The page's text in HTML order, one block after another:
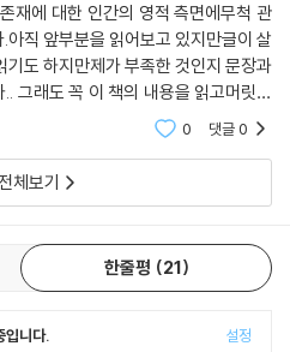
선물 같은 ‘이성’을 통해 신 존재를
대 신비주의 문헌인 《조하르》와 《바
는 신에 관한 언어적 표현은 언제나 불
가득한 신화를 창조했다. 동방 기독
에 신의 진리에 관해서는 ‘침묵’을 강
로 묘사하려는 시도는 마치 베토벤의
두로 설명하려는 것만큼이나 터무니없
는 오직 전례의 상징적 표현 혹은 (그보
재에 대한 인간의 영적 측면에무척 관
직 앞부분을 읽어보고 있지만글이 살
도 하지만제가 부족한 것인지 문장과
그래도 꼭 이 책의 내용을 읽고머릿속
기독교 3 종교를 주로하여철학자들
0 댓글0
체보기
한줄평 21
입니다. 설정